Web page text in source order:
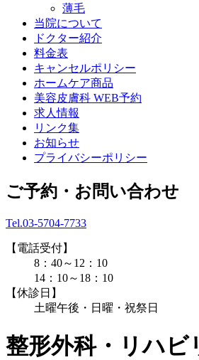
薄毛
当院について
ドクター紹介
料金表
キャンセルポリシー
ホームケア商品
美容皮膚科 WEB予約
求人情報
リンク集
お知らせ
プライバシーポリシー
ご予約・お問い合わせ
Tel.03-5704-7733
【電話受付】
8：40～12：10
14：10～18：10
【休診日】
土曜午後・日曜・祝祭日
整形外科・リハビ